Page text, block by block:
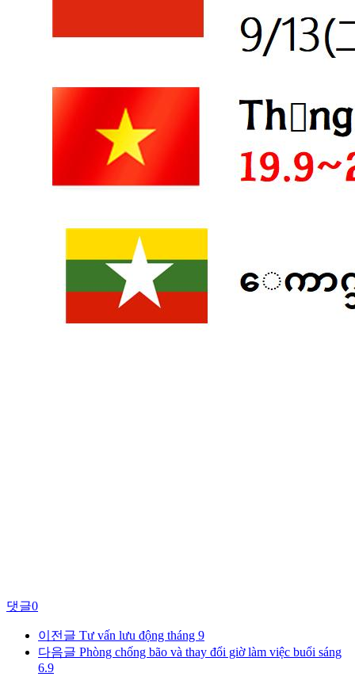
댓글0
이전글 Tư vấn lưu động tháng 9
다음글 Phòng chống bão và thay đổi giờ làm việc buổi sáng
6.9